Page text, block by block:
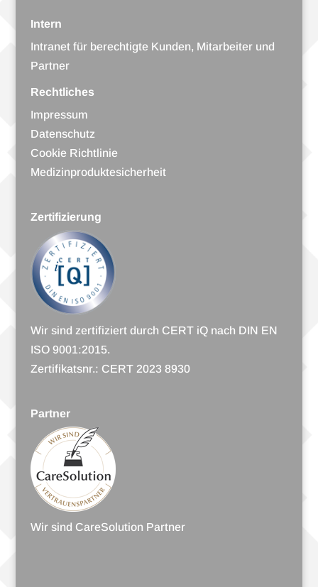
Intern
Intra­net für berech­tigte Kun­den, Mit­ar­bei­ter und
Partner
Rechtliches
Impres­sum
Daten­schutz
Coo­kie Richtlinie
Medi­zin­pro­duk­te­si­cher­heit
Zertifizierung
Wir sind zer­ti­fi­ziert durch CERT iQ nach DIN EN
ISO 9001:2015.
Zer­ti­fi­katsnr.: CERT 2023 8930
Partner
Wir sind Care­So­lu­tion Partner